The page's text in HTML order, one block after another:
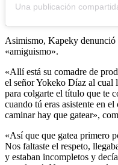
Asimismo, Kapeky denunció
«amiguismo».
«Allí está su comadre de
el señor Yokeko Díaz al cual
para colgarte el título que te
cuando tú eras asistente en
caminar hay que gatear»,
«Así que que gatea primero
Nos faltaste el respeto,
y estaban incompletos y